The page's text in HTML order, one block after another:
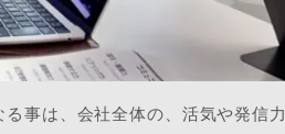
事は、会社全体の、活気や発信